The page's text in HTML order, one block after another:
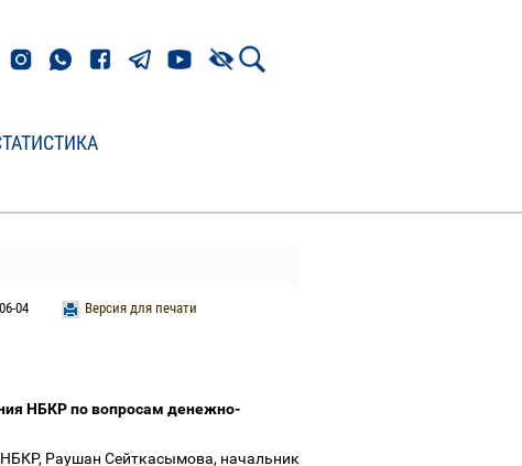
Версия для печати
04
НБКР по вопросам денежно-
НБКР, Раушан Сейткасымова, начальник